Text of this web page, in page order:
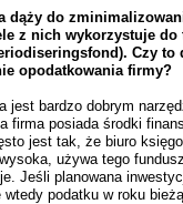
dąży do
z nich wykorzystuje
Czy to
opodatkowania firmy?
jest bardzo dobrym
firma posiada środki
jest tak, że biuro
używa tego
Jeśli planowana
wtedy podatku w roku